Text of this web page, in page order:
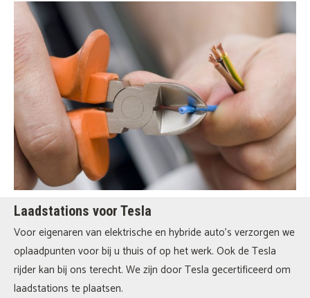
Laadstations voor Tesla
Voor eigenaren van elektrische en hybride auto’s verzorgen we
oplaadpunten voor bij u thuis of op het werk. Ook de Tesla
rijder kan bij ons terecht. We zijn door Tesla gecertificeerd om
laadstations te plaatsen.